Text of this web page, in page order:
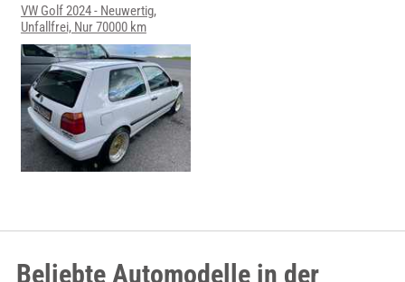
VW Golf 2024 - Neuwertig,
Unfallfrei, Nur 70000 km
Beliebte Automodelle in der